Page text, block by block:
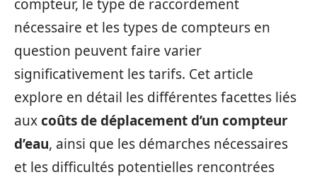
compteur, le type de raccordement
nécessaire et les types de compteurs en
question peuvent faire varier
significativement les tarifs. Cet article
explore en détail les différentes facettes liés
auxcoûts de déplacement d’un compteur
d’eau, ainsi que les démarches nécessaires
et les difficultés potentielles rencontrées